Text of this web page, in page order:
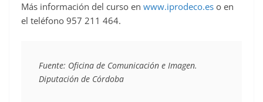
Más información del curso en www.iprodeco.es o en
el teléfono 957 211 464.
Fuente: Oficina de Comunicación e Imagen.
Diputación de Córdoba